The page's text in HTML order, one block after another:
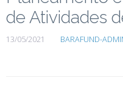
de Atividades
13/05/2021 BARAFUND-